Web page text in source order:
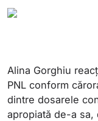
Alina Gorghiu
PNL conform
dintre dosarele
apropiată de-a sa,